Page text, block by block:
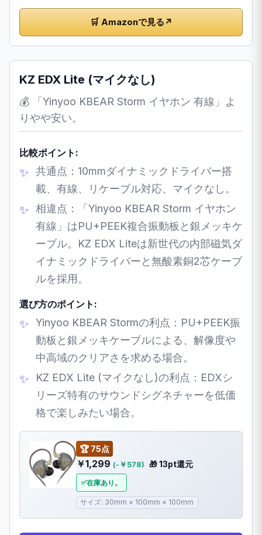
🛒 Amazonで見る ↗
KZ EDX Lite (マイクなし)
💰 「Yinyoo KBEAR Storm イヤホン 有線」よ
りやや安い。
比較ポイント:
共通点：10mmダイナミックドライバー搭
載、有線、リケーブル対応、マイクなし。
相違点：「Yinyoo KBEAR Storm イヤホン
有線」はPU+PEEK複合振動板と銀メッキケ
ーブル。KZ EDX Liteは新世代の内部磁気ダ
イナミックドライバーと無酸素銅2芯ケーブ
ルを採用。
選び方のポイント:
Yinyoo KBEAR Stormの利点：PU+PEEK振
動板と銀メッキケーブルによる、解像度や
中高域のクリアさを求める場合。
KZ EDX Lite (マイクなし)の利点：EDXシ
リーズ特有のサウンドシグネチャーを低価
格で楽しみたい場合。
🏆 75点
￥1,299 (-￥578) 🎁 13pt還元
在庫あり。
サイズ: 30mm × 100mm × 100mm